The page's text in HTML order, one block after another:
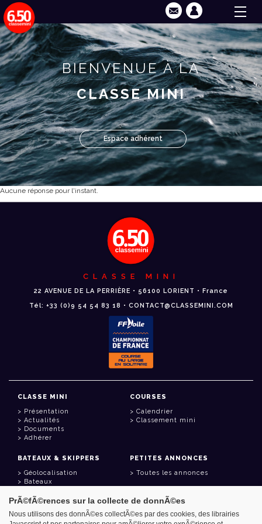
BIENVENUE À LA
CLASSE MINI
Espace adhérent
Aucune réponse pour l'instant.
CLASSE MINI
22 AVENUE DE LA PERRIÈRE • 56100 LORIENT • France
Tél: +33 (0)9 54 54 83 18 • CONTACT@CLASSEMINI.COM
CLASSE MINI
Présentation
Actualités
Documents
Adhérer
COURSES
Calendrier
Classement mini
BATEAUX & SKIPPERS
Géolocalisation
Bateaux
PETITES ANNONCES
Toutes les annonces
LIENS UTILES
PrÃ©fÃ©rences sur la collecte de donnÃ©es
Nous utilisons des donnÃ©es collectÃ©es par des cookies, des librairies